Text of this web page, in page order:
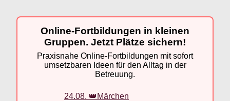
Online-Fortbildungen in kleinen
Gruppen. Jetzt Plätze sichern!
Praxisnahe Online-Fortbildungen mit sofort
umsetzbaren Ideen für den Alltag in der
Betreuung.
24.08. 👑Märchen